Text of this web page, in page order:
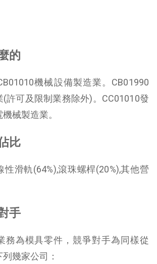
的
機械設備製造業。CB01990
許可及限制業務除外)。CC01010發
械製造業。
比
性滑軌(64%),滾珠螺桿(20%),其他營
手
務為模具零件，競爭對手為同樣從
幾家公司：